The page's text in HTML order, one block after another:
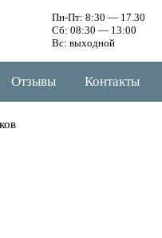
Пн-Пт: 8:30 — 17.30
Сб: 08:30 — 13:00
Вс: выходной
Отзывы Контакты